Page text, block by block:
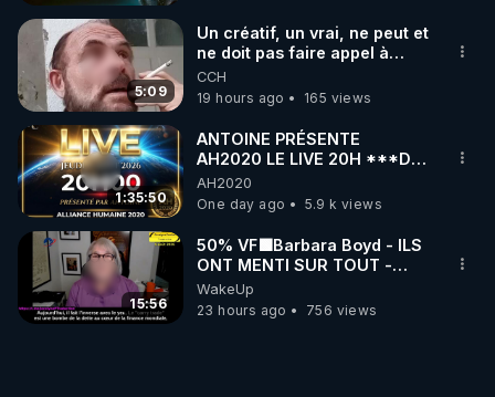
5:09
Un créatif, un vrai, ne peut et
ne doit pas faire appel à
l'intelligence artificielle
CCH
19 hours ago
165 views
1:35:50
ANTOINE PRÉSENTE
AH2020 LE LIVE 20H ***DU
06/08/2026***
AH2020
One day ago
5.9 k views
15:56
50% VF🟩Barbara Boyd - ILS
ONT MENTI SUR TOUT -
Jocelyne Traduction
WakeUp
23 hours ago
756 views